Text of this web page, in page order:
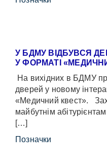
У БДМУ ВІДБУВСЯ
У ФОРМАТІ
На вихідних в БДМУ
дверей у новому
«Медичний квест».
майбутнім
[…]
Позначки